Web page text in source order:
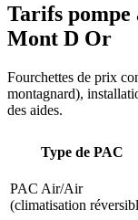
Tarifs pompe
Mont D Or
Fourchettes de prix
montagnard),
des aides.
Type de PAC
PAC Air/Air
(climatisation